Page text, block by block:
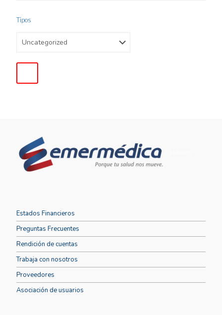
Tipos
Estados Financieros
Preguntas Frecuentes
Rendición de cuentas
Trabaja con nosotros
Proveedores
Asociación de usuarios